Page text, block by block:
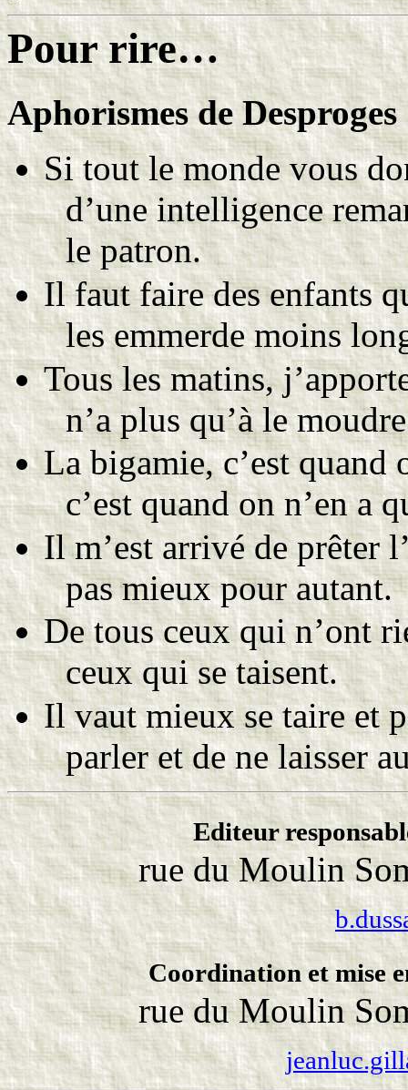
Pour rire…
Aphorismes de Desproges
Si tout le monde vous
d’une intelligence
le patron.
Il faut faire des enfants
les emmerde moins
Tous les matins,
n’a plus qu’à le
La bigamie, c’est quand
c’est quand on n’en a
Il m’est arrivé de prêter
pas mieux pour autant.
De tous ceux qui n’ont
ceux qui se taisent.
Il vaut mieux se taire et
parler et de ne laisser
Editeur
rue du Moulin
Coordination et mise
rue du Moulin